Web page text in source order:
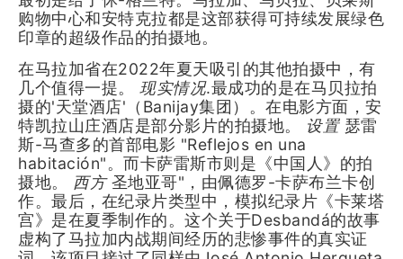
购物中心和安特克拉都是这部获得可持续发展绿色
印章的超级作品的拍摄地。
在马拉加省在2022年夏天吸引的其他拍摄中，有
几个值得一提。 现实情况.最成功的是在马贝拉拍
摄的'天堂酒店'（Banijay集团）。在电影方面，安
特凯拉山庄酒店是部分影片的拍摄地。 设置瑟雷
斯-马查多的首部电影 "Reflejos en una
habitación"。而卡萨雷斯市则是《中国人》的拍
摄地。 西方圣地亚哥"，由佩德罗-卡萨布兰卡创
作。最后，在纪录片类型中，模拟纪录片《卡莱塔
宫》是在夏季制作的。这个关于Desbandá的故事
虚构了马拉加内战期间经历的悲惨事件的真实证